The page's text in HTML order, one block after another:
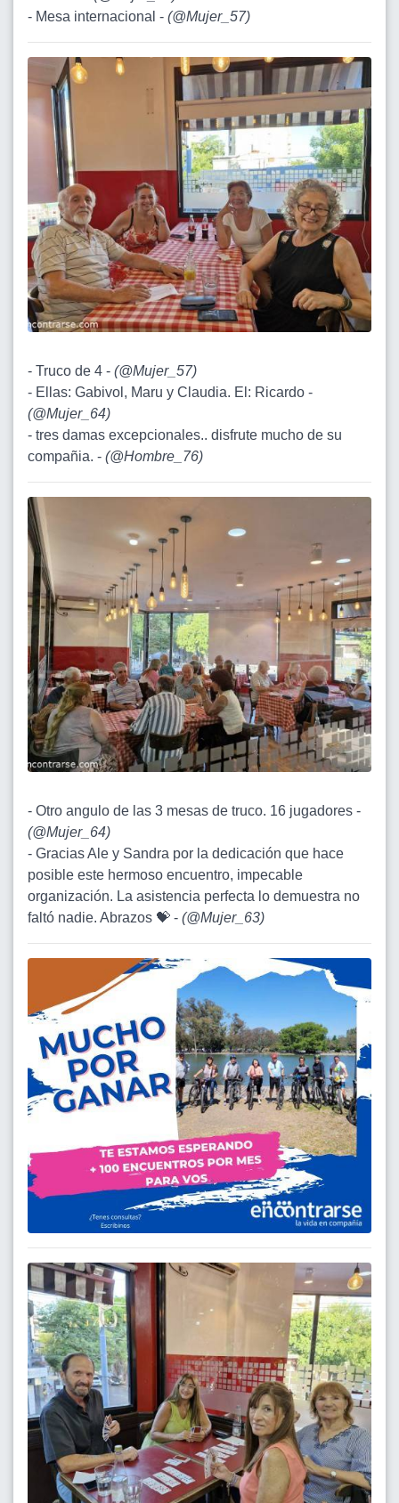
- Mesa internacional - (@Mujer_57)
- Truco de 4 - (@Mujer_57)
- Ellas: Gabivol, Maru y Claudia. El: Ricardo -
(@Mujer_64)
- tres damas excepcionales.. disfrute mucho de su
compañia. - (@Hombre_76)
- Otro angulo de las 3 mesas de truco. 16 jugadores -
(@Mujer_64)
- Gracias Ale y Sandra por la dedicación que hace
posible este hermoso encuentro, impecable
organización. La asistencia perfecta lo demuestra no
faltó nadie. Abrazos 💝 - (@Mujer_63)